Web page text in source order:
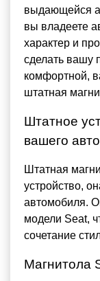
выдающейся
вы владеете
характер и
сделать вашу
комфортной,
штатная
Штатное
вашего
Штатная
устройство,
автомобиля.
модели Seat,
сочетание
Магнитола